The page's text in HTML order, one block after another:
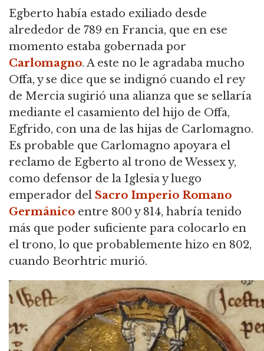
Egberto había estado exiliado desde
alrededor de 789 en Francia, que en ese
momento estaba gobernada por
Carlomagno. A este no le agradaba mucho
Offa, y se dice que se indignó cuando el rey
de Mercia sugirió una alianza que se sellaría
mediante el casamiento del hijo de Offa,
Egfrido, con una de las hijas de Carlomagno.
Es probable que Carlomagno apoyara el
reclamo de Egberto al trono de Wessex y,
como defensor de la Iglesia y luego
emperador del Sacro Imperio Romano
Germánico entre 800 y 814, habría tenido
más que poder suficiente para colocarlo en
el trono, lo que probablemente hizo en 802,
cuando Beorhtric murió.